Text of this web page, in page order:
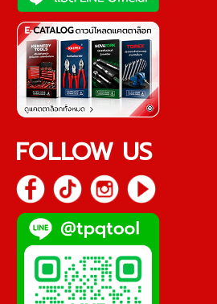
FOLLOW US